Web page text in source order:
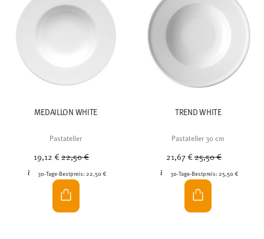
MEDAILLON WHITE
Pastateller
19,12 €Price reduced from
22,50 €
30-Tage-Bestpreis:22,50 €
TREND WHITE
Pastateller 30 cm
21,67 €Price reduced from
25,50 €to
30-Tage-Bestpreis:25,50 €